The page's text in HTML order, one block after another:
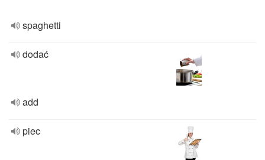
spaghetti
dodać
add
piec